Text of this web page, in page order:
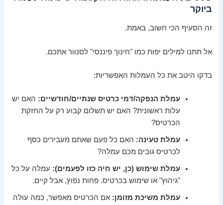
ביוקר
זה הסעיף הכי חשוב, באמת.
אל תתנו למילים יפות כמו "חינוך פיננסי" לסנוור אתכם.
בדקו היטב את כל העמלות האפשריות:
עמלת הנפקה/דמי כרטיס שנתיים/חודשיים: האם יש
עלות ראשונית? האם יש תשלום קבוע רק על החזקת
הכרטיס?
עמלת טעינה: האם כל פעם שאתם מעבירים כסף
לכרטיס גובים מכם עמלה?
עמלת שימוש (כן, יש חיה כזו לפעמים): עמלה על כל
"גיהוץ" או שימוש בכרטיס. פחות נפוץ, אבל קיים.
עמלת משיכת מזומן: אם הכרטיס מאפשר, כמה עולה